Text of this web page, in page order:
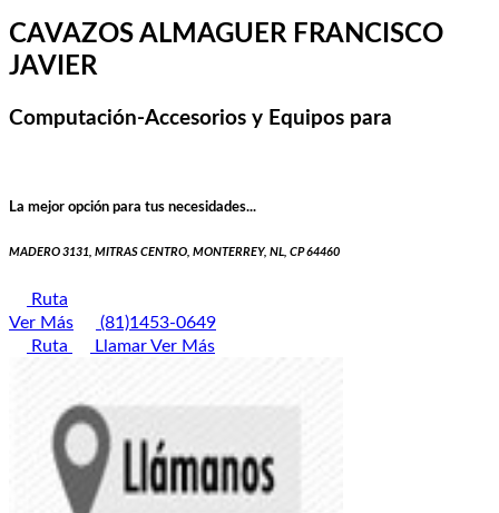
CAVAZOS ALMAGUER FRANCISCO
JAVIER
Computación-Accesorios y Equipos para
La mejor opción para tus necesidades...
MADERO 3131, MITRAS CENTRO, MONTERREY, NL, CP 64460
Ruta
Ver Más
(81)1453-0649
Ruta
LlamarVer Más